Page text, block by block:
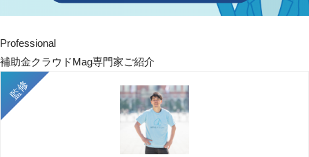
Professional
補助金クラウドMag専門家ご紹介